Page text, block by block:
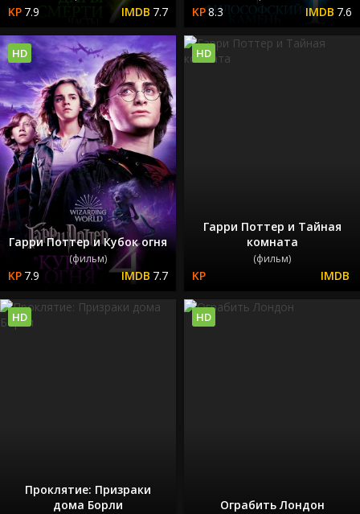
7.9 7.7 8.3 7.6
Гарри Поттер и Кубок огня
(фильм)
7.9 7.7
HD
Гарри Поттер и Тайная
комната
(фильм)
HD
Проклятие: Призраки
дома Борли
HD
Ограбить Лондон
HD